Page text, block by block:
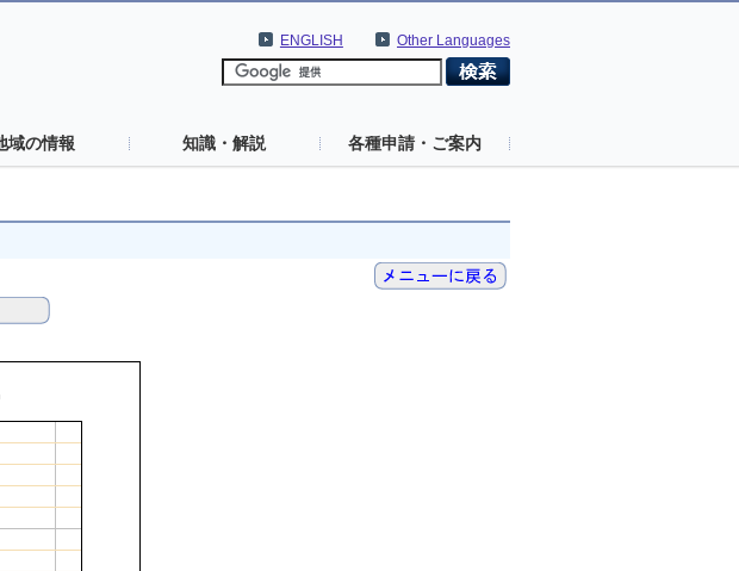
Other Languages
ENGLISH
域の情報 知識・解説 各種申請・ご案内